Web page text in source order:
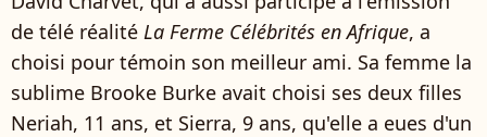
de télé réalité La Ferme Célébrités en Afrique, a
choisi pour témoin son meilleur ami. Sa femme la
sublime Brooke Burke avait choisi ses deux filles
Neriah, 11 ans, et Sierra, 9 ans, qu'elle a eues d'un